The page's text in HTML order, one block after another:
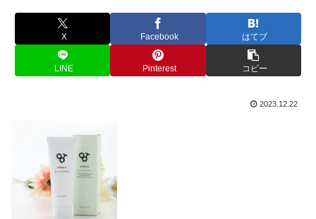
X Facebook はてブ
LINE Pinterest コピー
2023.12.22